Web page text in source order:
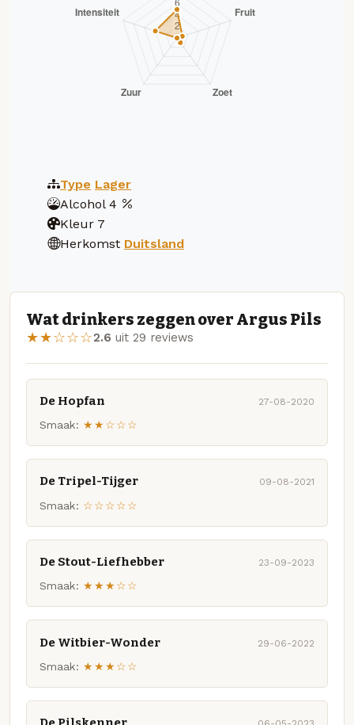
Type Lager
Alcohol 4
Kleur 7
Herkomst Duitsland
Wat drinkers zeggen over Argus Pils
★★☆☆☆2.6 uit 29 reviews
De Hopfan 27-08-2020
Smaak: ★★☆☆☆
De Tripel-Tijger 09-08-2021
Smaak: ☆☆☆☆☆
De Stout-Liefhebber 23-09-2023
Smaak: ★★★☆☆
De Witbier-Wonder 29-06-2022
Smaak: ★★★☆☆